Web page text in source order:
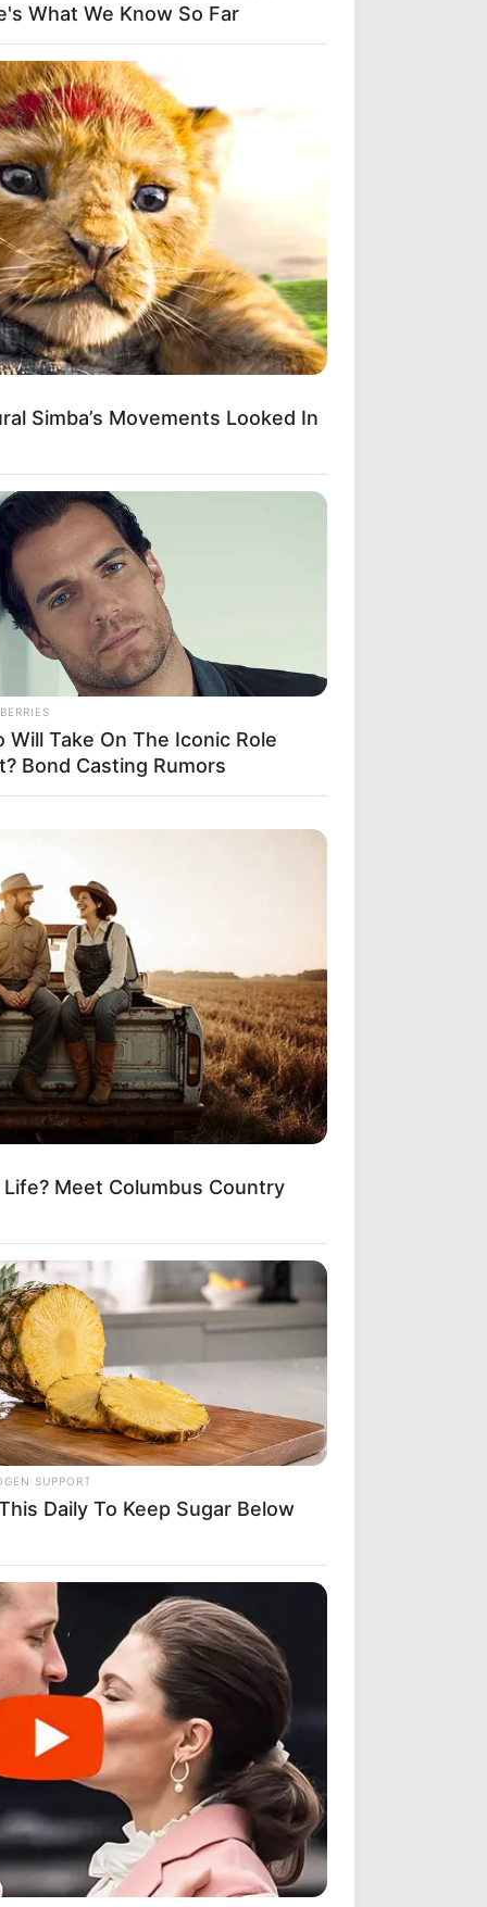
What We Know So Far
Simba’s Movements Looked In
Will Take On The Iconic Role
Bond Casting Rumors
Meet Columbus Country
SUPPORT
Daily To Keep Sugar Below